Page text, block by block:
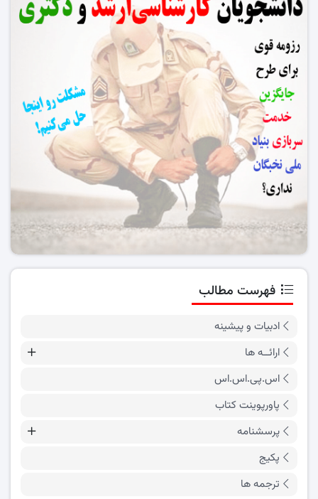
فهرست مطالب
ادبیات و پیشینه
ارائــه ها
اس.پی.اس.اس
پاورپوینت کتاب
پرسشنامه
پکیج
ترجمه ها